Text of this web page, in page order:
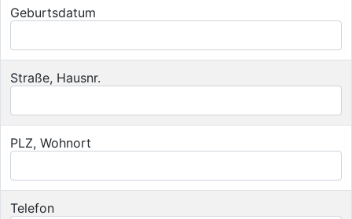
Geburtsdatum
Straße, Hausnr.
PLZ, Wohnort
Telefon